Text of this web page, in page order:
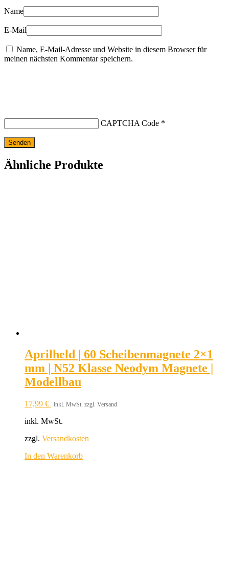
Name
E-Mail
Name, E-Mail-Adresse und Website in diesem Browser für
meinen nächsten Kommentar speichern.
CAPTCHA Code *
Ähnliche Produkte
Aprilheld | 60 Scheibenmagnete 2×1
mm | N52 Klasse Neodym Magnete |
Modellbau
17,99 € inkl. MwSt. zzgl. Versand
inkl. MwSt.
zzgl. Versandkosten
In den Warenkorb